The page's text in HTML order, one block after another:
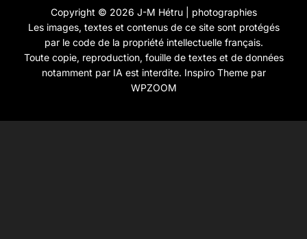
Copyright © 2026 J-M Hétru | photographies
Les images, textes et contenus de ce site sont protégés
par le code de la propriété intellectuelle français.
Toute copie, reproduction, fouille de textes et de données
notamment par IA est interdite. Inspiro Themepar
WPZOOM